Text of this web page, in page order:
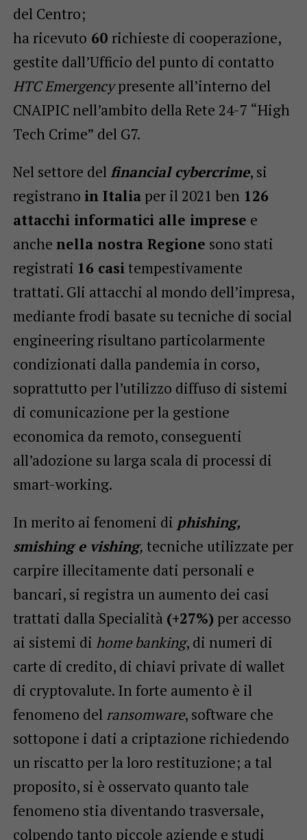
del Centro;
ha ricevuto 60 richieste di cooperazione,
gestite dall’Ufficio del punto di contatto
HTC Emergencypresente all’interno del
CNAIPIC nell’ambito della Rete 24-7 “High
Tech Crime” del G7.
Nel settore del financial cybercrime, si
registrano in Italiaper il 2021 ben126
attacchi informatici alle imprese e
anche nella nostra Regione sono stati
registrati 16 casitempestivamente
trattati. Gli attacchi al mondo dell’impresa,
mediante frodi basate su tecniche di social
engineering risultano particolarmente
condizionati dalla pandemia in corso,
soprattutto per l’utilizzo diffuso di sistemi
di comunicazione per la gestione
economica da remoto, conseguenti
all’adozione su larga scala di processi di
smart-working.
In merito ai fenomeni di phishing,
smishing e vishing, tecniche utilizzate per
carpire illecitamente dati personali e
bancari, si registra un aumento dei casi
trattati dalla Specialità (+27%) per accesso
ai sistemi di home banking, di numeri di
carte di credito, di chiavi private di wallet
di cryptovalute. In forte aumento è il
fenomeno del ransomware, software che
sottopone i dati a criptazione richiedendo
un riscatto per la loro restituzione; a tal
proposito, si è osservato quanto tale
fenomeno stia diventando trasversale,
colpendo tanto piccole aziende e studi